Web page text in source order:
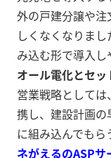
外の戸建分譲や
しくなくなりま
み込む形で導入
オール電化とセッ
営業戦略として
携し、建設計画
に組み込んでもら
ネがえるのASPサ